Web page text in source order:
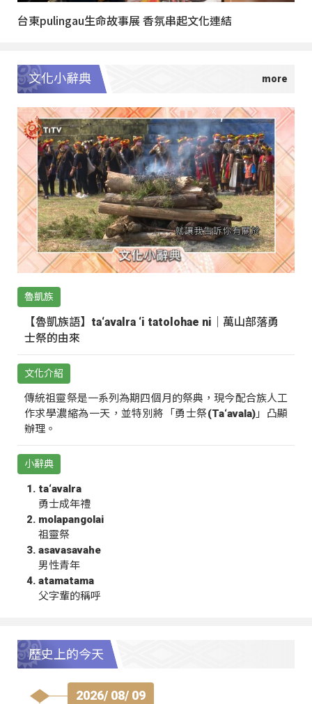
台東pulingau生命故事展 香氛串起文化連結
文化小辭典
魯凱族
【魯凱族語】ta‘avalra ‘i tatolohae ni｜萬山部落勇
士祭的由來
文化介紹
傳統祖靈祭是一系列為期四個月的祭典，現今配合族人工
作求學濃縮為一天，並特別將「勇士祭(Ta‘avala)」凸顯
辦理。
小辭典
ta‘avalra
勇士成年禮
molapangolai
祖靈祭
asavasavahe
男性青年
atamatama
父字輩的稱呼
歷史上的今天
2026/ 08/ 09